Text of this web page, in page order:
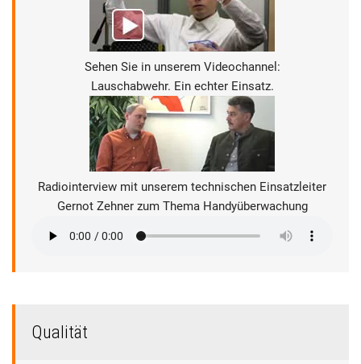
Sehen Sie in unserem Videochannel:
Lauschabwehr. Ein echter Einsatz.
Radiointerview mit unserem technischen Einsatzleiter
Gernot Zehner zum Thema Handyüberwachung
Qualität